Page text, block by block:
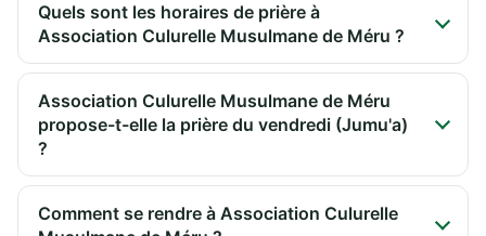
Quels sont les horaires de prière à
Association Culurelle Musulmane de Méru ?
Association Culurelle Musulmane de Méru
propose-t-elle la prière du vendredi (Jumu'a)
?
Comment se rendre à Association Culurelle